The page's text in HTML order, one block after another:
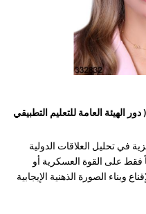
الهيئة العامة للتعليم التطبيقي
في تحليل العلاقات الدولية
فقط على القوة العسكرية أو
وبناء الصورة الذهنية الإيجابية